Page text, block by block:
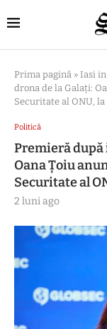
Prima pagină » Iasi
drona de la Galați:
Securitate al ONU,
Politică
Premieră după
Oana Țoiu
Securitate al
2 luni ago